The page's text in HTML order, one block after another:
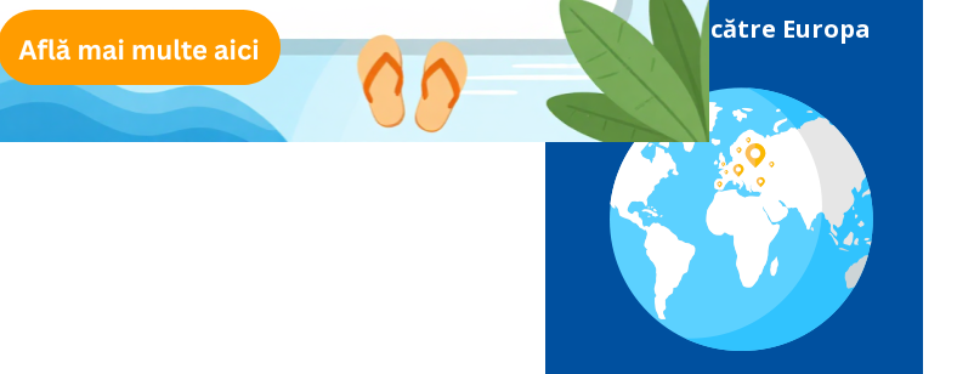
Livrările către Europa